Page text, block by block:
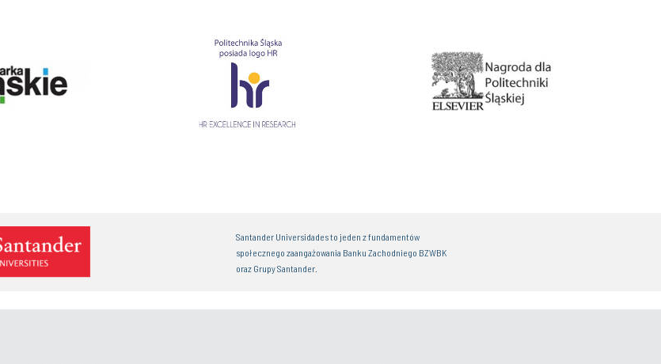
Santander Universidades to jeden z fundamentów
społecznego zaangażowania Banku Zachodniego BZWBK
oraz Grupy Santander.